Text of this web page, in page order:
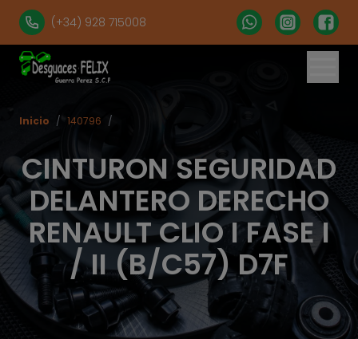
(+34) 928 715008
CINTURON SEGURIDAD
DELANTERO DERECHO
RENAULT CLIO I FASE I
/ II (B/C57) D7F
Inicio / 140796 /